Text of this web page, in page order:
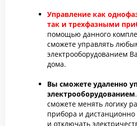
Управление как
так и трехфазными
помощью данного
сможете управлять
электрооборудованием
дома.
Вы сможете удаленно
электрооборудованием
сможете менять логику
прибора и
и отключать